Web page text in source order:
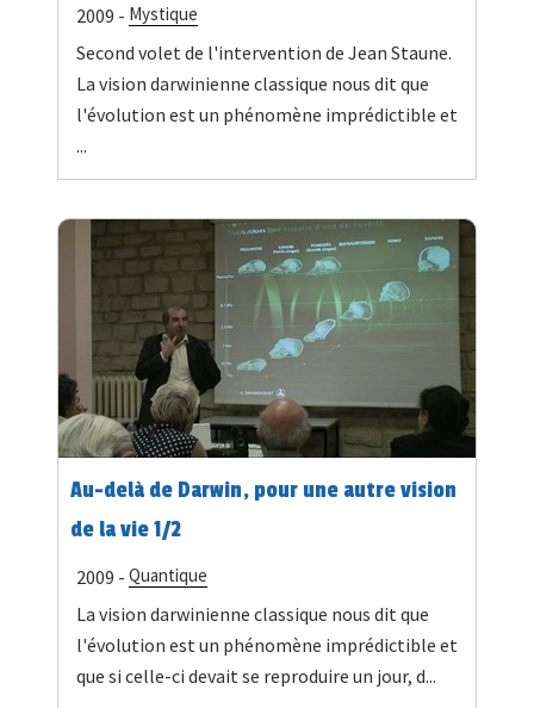
2009 - Mystique
Second volet de l'intervention de Jean Staune.
La vision darwinienne classique nous dit que
l'évolution est un phénomène imprédictible et
...
Au-delà de Darwin, pour une autre vision
de la vie 1/2
2009 - Quantique
La vision darwinienne classique nous dit que
l'évolution est un phénomène imprédictible et
que si celle-ci devait se reproduire un jour, d...